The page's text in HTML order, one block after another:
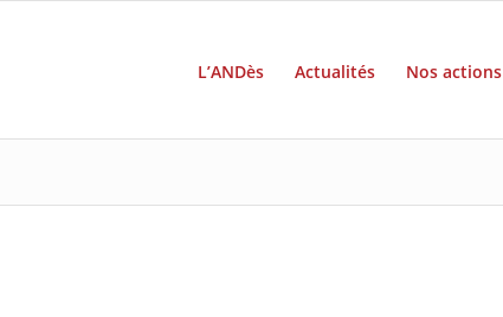
L’ANDès Actualités Nos actions